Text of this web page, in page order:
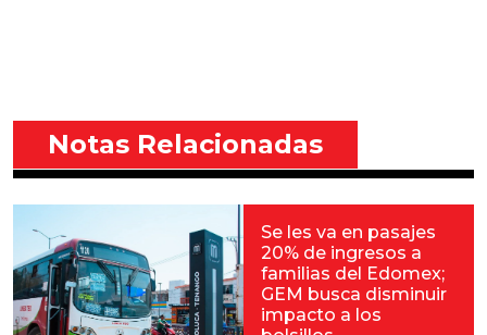
Notas Relacionadas
Se les va en pasajes
20% de ingresos a
familias del Edomex;
GEM busca disminuir
impacto a los